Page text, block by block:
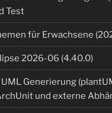
Test
für Erwachsene
2026-06 (4.40.0)
Generierung
und externe